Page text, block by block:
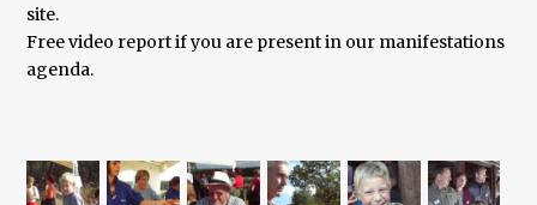
site.
Free video report if you are present in our manifestations
agenda.